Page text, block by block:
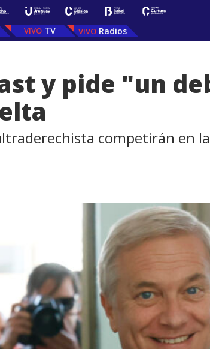
TV Radios
y pide "un
competirán en